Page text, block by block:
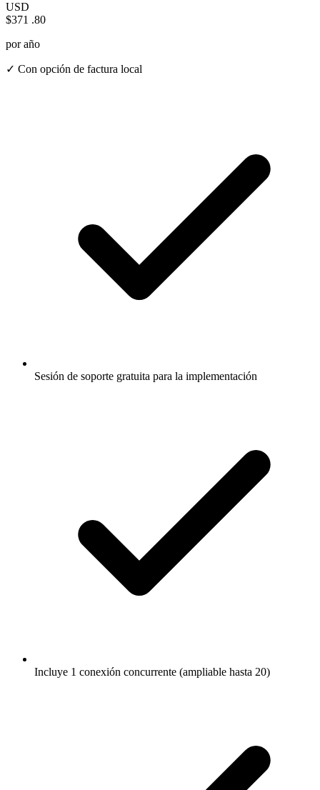
USD
$371 .80
por año
✓ Con opción de factura local
Sesión de soporte gratuita para la implementación
Incluye 1 conexión concurrente (ampliable hasta 20)